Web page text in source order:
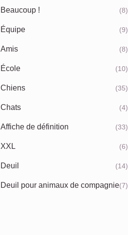
Beaucoup ! (8)
Équipe (9)
Amis (8)
École (10)
Chiens (35)
Chats (4)
Affiche de définition (33)
XXL (6)
Deuil (14)
Deuil pour animaux de compagnie(7)